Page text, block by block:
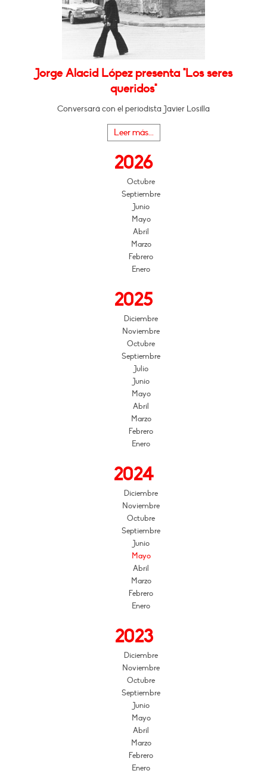
Jorge Alacid López presenta "Los seres
queridos"
Conversará con el periodista Javier Losilla
Leer más...
2026
Octubre
Septiembre
Junio
Mayo
Abril
Marzo
Febrero
Enero
2025
Diciembre
Noviembre
Octubre
Septiembre
Julio
Junio
Mayo
Abril
Marzo
Febrero
Enero
2024
Diciembre
Noviembre
Octubre
Septiembre
Junio
Mayo
Abril
Marzo
Febrero
Enero
2023
Diciembre
Noviembre
Octubre
Septiembre
Junio
Mayo
Abril
Marzo
Febrero
Enero